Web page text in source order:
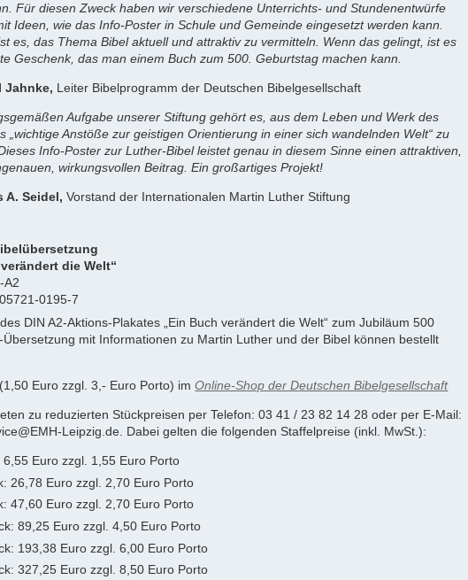
Für diesen Zweck haben wir verschiedene Unterrichts- und Stundenentwürfe
Ideen, wie das Info-Poster in Schule und Gemeinde eingesetzt werden kann.
es, das Thema Bibel aktuell und attraktiv zu vermitteln. Wenn das gelingt, ist es
Geschenk, das man einem Buch zum 500. Geburtstag machen kann.
Jahnke, Leiter Bibelprogramm der Deutschen Bibelgesellschaft
Aufgabe unserer Stiftung gehört es, aus dem Leben und Werk des
„wichtige Anstöße zur geistigen Orientierung in einer sich wandelnden Welt“ zu
Info-Poster zur Luther-Bibel leistet genau in diesem Sinne einen attraktiven,
wirkungsvollen Beitrag. Ein großartiges Projekt!
A. Seidel,Vorstand der Internationalen Martin Luther Stiftung
die Welt“
A2
0195-7
DIN A2-Aktions-Plakates „Ein Buch verändert die Welt“ zum Jubiläum 500
Übersetzung mit Informationen zu Martin Luther und der Bibel können bestellt
Euro zzgl. 3,- Euro Porto) imOnline-Shop der Deutschen Bibelgesellschaft
zu reduzierten Stückpreisen per Telefon: 03 41 / 23 82 14 28 oder per E-Mail:
Leipzig.de. Dabei gelten die folgenden Staffelpreise (inkl. MwSt.):
6,55 Euro zzgl. 1,55 Euro Porto
26,78 Euro zzgl. 2,70 Euro Porto
47,60 Euro zzgl. 2,70 Euro Porto
89,25 Euro zzgl. 4,50 Euro Porto
193,38 Euro zzgl. 6,00 Euro Porto
327,25 Euro zzgl. 8,50 Euro Porto